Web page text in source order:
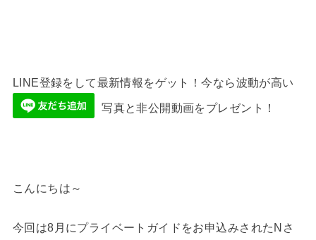
LINE登録をして最新情報をゲット！今なら波動が高い
写真と非公開動画をプレゼント！
こんにちは～
今回は8月にプライベートガイドをお申込みされたNさ